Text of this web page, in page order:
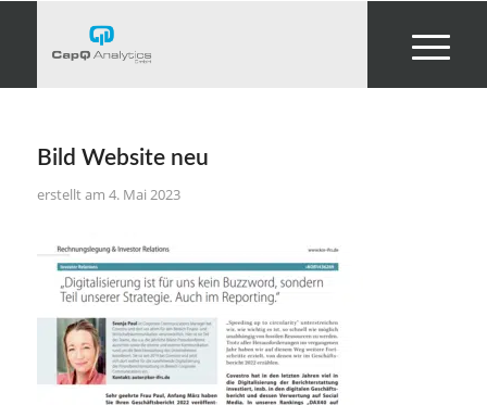
Bild Website neu
4. Mai 2023